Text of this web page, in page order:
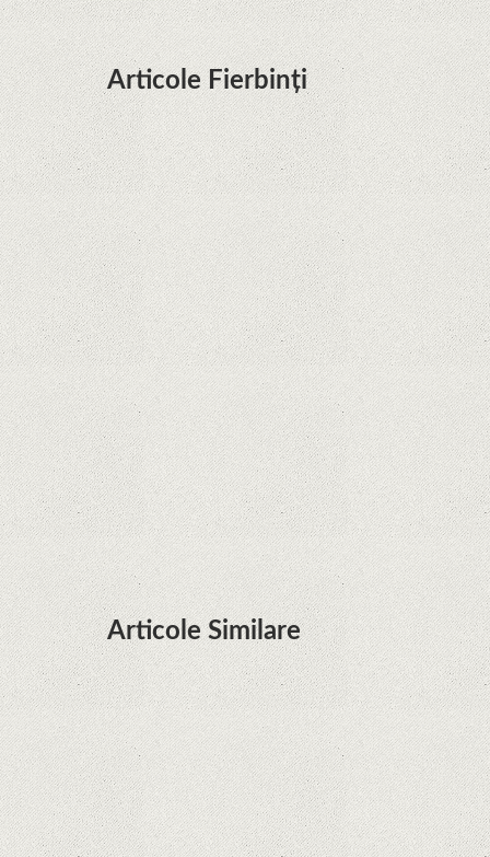
Articole Fierbinți
Dota Anime venind la Netflix în această lună de
la Legenda Korra Studio Mir
Curtea Supremă reglementează în favoarea
Google în Oracle Java Fight
Zvon: aplicațiile Google nu se mai pot instala pe
terminalele Huawei cu procesoare Kirin
Huawei P50 primeşte o posibilă dată de lansare
şi e mai curând decât credeam; Are cameră
telephoto cu zoom optic variabil
Articole Similare
Microsoft lucrează la dezvoltarea unui procesor
proprietar pentru dispozitivele Surface
Hoții de telefoane dezvăluie cum fură și banii
victimelor, folosind doar cartela SIM